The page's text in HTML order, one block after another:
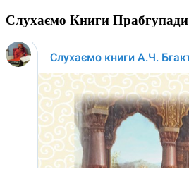
Слухаємо Книги Прабгупади